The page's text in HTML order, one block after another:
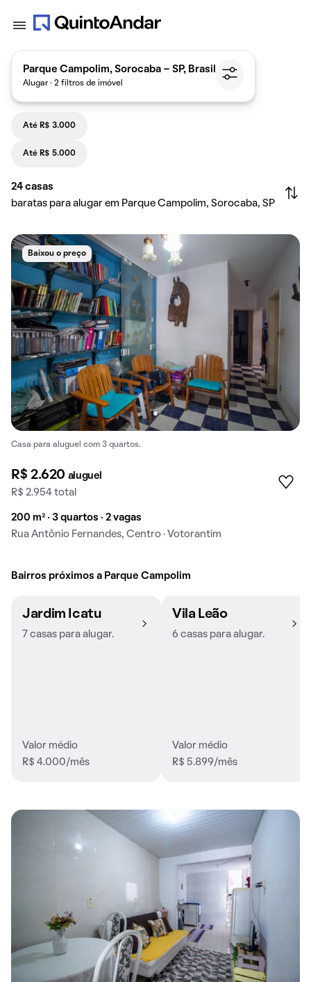
Parque Campolim, Sorocaba - SP, Brasil
Alugar · 2 filtros de imóvel
Até R$ 3.000
Até R$ 5.000
24 casas
baratas para alugar em Parque Campolim, Sorocaba, SP
Baixou o preço
Casa para aluguel com 3 quartos.
R$ 2.620 aluguel
R$ 2.954 total
200 m² · 3 quartos · 2 vagas
Rua Antônio Fernandes, Centro · Votorantim
Bairros próximos a Parque Campolim
Jardim Icatu
7 casas para alugar.
Valor médio
R$ 4.000/mês
Vila Leão
6 casas para alugar.
Valor médio
R$ 5.899/mês